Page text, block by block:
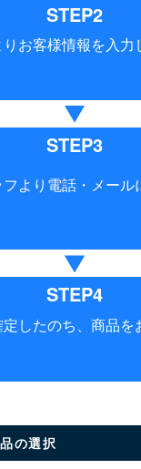
STEP2
お客様情報を入力
STEP3
より電話・メール
STEP4
したのち、商品を
の選択